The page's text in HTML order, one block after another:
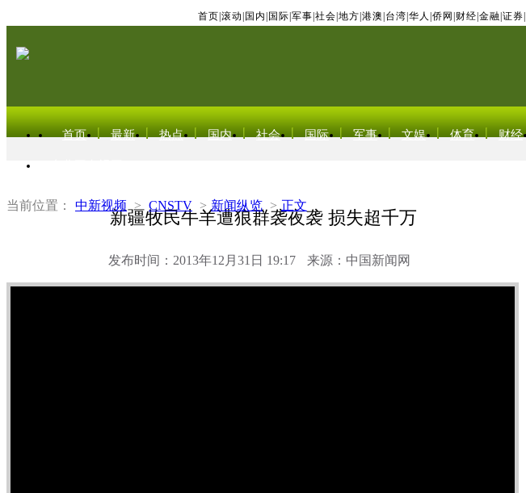
首页 滚动 国内 国际 军事 社会 地方 港澳 台湾 华人 侨网 财经 金融 证券
首页 最新 热点 国内 社会 国际 军事 文娱 体育 财经
当前位置： 中新视频 > CNSTV > 新闻纵览 > 正文
新疆牧民牛羊遭狼群袭夜袭 损失超千万
发布时间：2013年12月31日 19:17 来源：中国新闻网